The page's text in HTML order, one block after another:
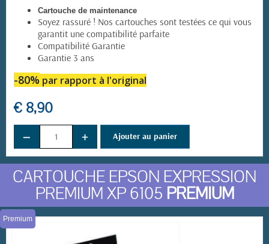
Cartouche de maintenance
Soyez rassuré ! Nos cartouches sont testées ce qui vous
garantit une compatibilité parfaite
Compatibilité Garantie
Garantie 3 ans
-80% par rapport à l'original
€ 8,90
− + Ajouter au panier
CARTOUCHE EPSON EXPRESSION
PREMIUM XP 6105 PREMIUM
Premium